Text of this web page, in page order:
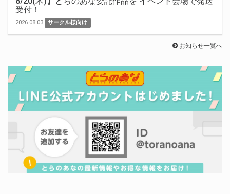
受付！
2026.08.03 サークル様向け
お知らせ一覧へ